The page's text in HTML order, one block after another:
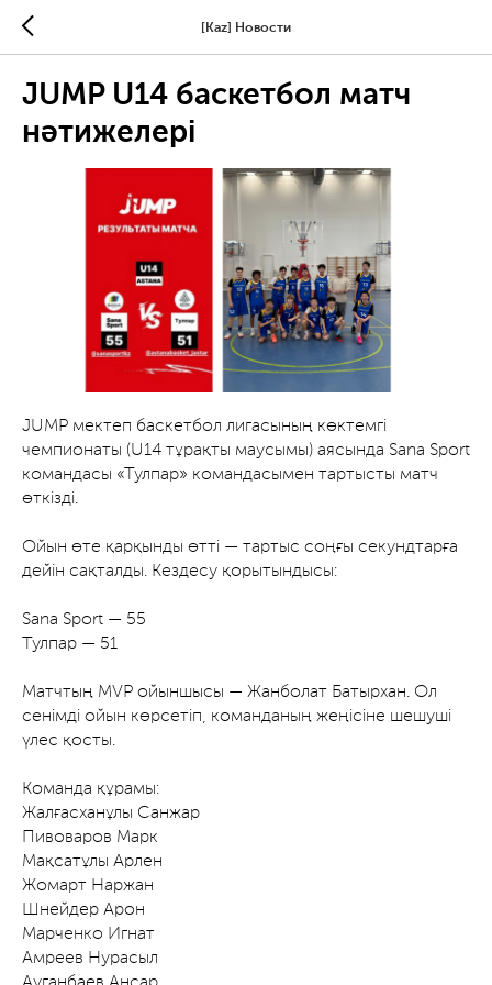
[Kaz] Новости
JUMP U14 баскетбол матч
нәтижелері
JUMP мектеп баскетбол лигасының көктемгі
чемпионаты (U14 тұрақты маусымы) аясында Sana Sport
командасы «Тулпар» командасымен тартысты матч
өткізді.
Ойын өте қарқынды өтті — тартыс соңғы секундтарға
дейін сақталды. Кездесу қорытындысы:
Sana Sport — 55
Тулпар — 51
Матчтың MVP ойыншысы — Жанболат Батырхан. Ол
сенімді ойын көрсетіп, команданың жеңісіне шешуші
үлес қосты.
Команда құрамы:
Жалғасханұлы Санжар
Пивоваров Марк
Мақсатұлы Арлен
Жомарт Наржан
Шнейдер Арон
Марченко Игнат
Амреев Нурасыл